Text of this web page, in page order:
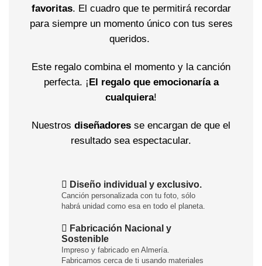
favoritas. El cuadro que te permitirá recordar
para siempre un momento único con tus seres
queridos.
Este regalo combina el momento y la canción
perfecta. ¡El regalo que emocionaría a
cualquiera!
Nuestros diseñadores se encargan de que el
resultado sea espectacular.
Diseño individual y exclusivo.
Canción personalizada con tu foto, sólo
habrá unidad como esa en todo el planeta.
Fabricación Nacional y
Sostenible
Impreso y fabricado en Almería.
Fabricamos cerca de ti usando materiales